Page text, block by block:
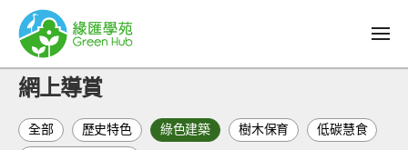
網上導賞
全部 歷史特色 綠色建築 樹木保育
低碳慧食